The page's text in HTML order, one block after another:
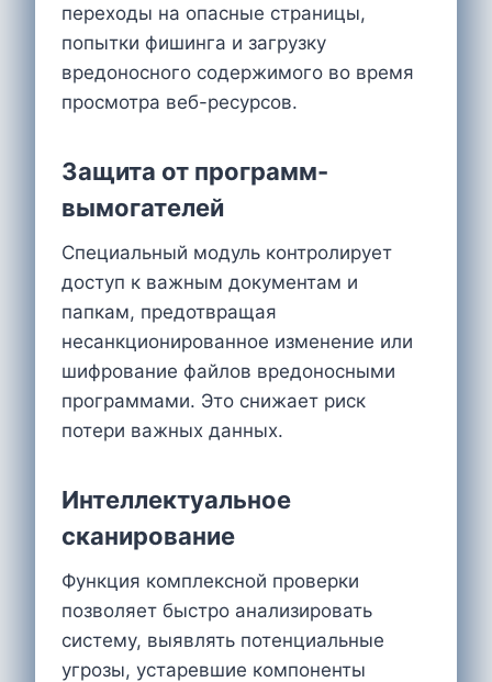
переходы на опасные страницы,
попытки фишинга и загрузку
вредоносного содержимого во время
просмотра веб-ресурсов.
Защита от программ-
вымогателей
Специальный модуль контролирует
доступ к важным документам и
папкам, предотвращая
несанкционированное изменение или
шифрование файлов вредоносными
программами. Это снижает риск
потери важных данных.
Интеллектуальное
сканирование
Функция комплексной проверки
позволяет быстро анализировать
систему, выявлять потенциальные
угрозы, устаревшие компоненты